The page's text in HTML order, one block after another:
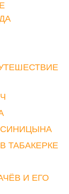
СИНИЦЫНА
ТАБАКЕРКЕ
И ЕГО